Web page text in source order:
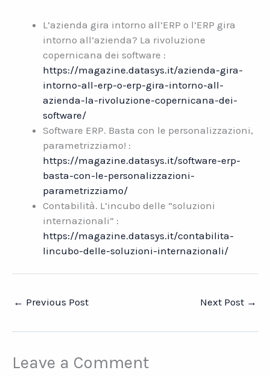
L’azienda gira intorno all’ERP o l’ERP gira
intorno all’azienda? La rivoluzione
copernicana dei software :
https://magazine.datasys.it/azienda-gira-
intorno-all-erp-o-erp-gira-intorno-all-
azienda-la-rivoluzione-copernicana-dei-
software/
Software ERP. Basta con le personalizzazioni,
parametrizziamo! :
https://magazine.datasys.it/software-erp-
basta-con-le-personalizzazioni-
parametrizziamo/
Contabilità. L’incubo delle “soluzioni
internazionali” :
https://magazine.datasys.it/contabilita-
lincubo-delle-soluzioni-internazionali/
← Previous Post Next Post →
Leave a Comment